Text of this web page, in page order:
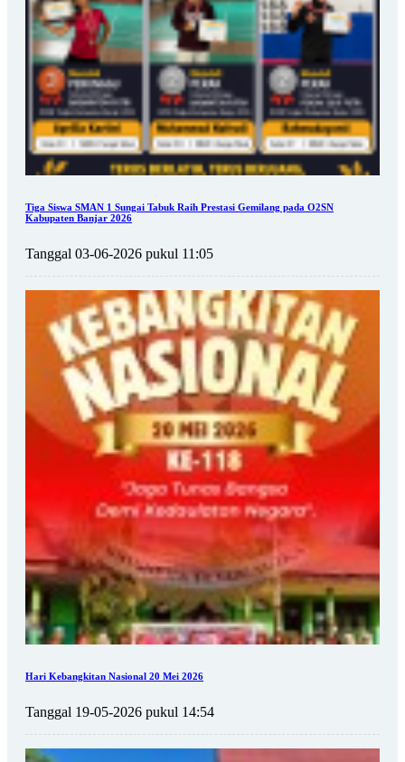
Tiga Siswa SMAN 1 Sungai Tabuk Raih Prestasi Gemilang pada O2SN
Kabupaten Banjar 2026
Tanggal 03-06-2026 pukul 11:05
Hari Kebangkitan Nasional 20 Mei 2026
Tanggal 19-05-2026 pukul 14:54